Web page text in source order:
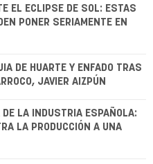
EL ECLIPSE DE SOL: ESTAS
PONER SERIAMENTE EN
DE HUARTE Y ENFADO TRAS
JAVIER AIZPÚN
DE LA INDUSTRIA ESPAÑOLA:
LA PRODUCCIÓN A UNA